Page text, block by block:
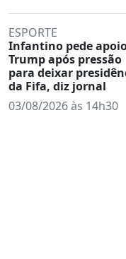
ESPORTE
Infantino pede
Trump após pressão
para deixar
da Fifa, diz jornal
03/08/2026 às 14h30